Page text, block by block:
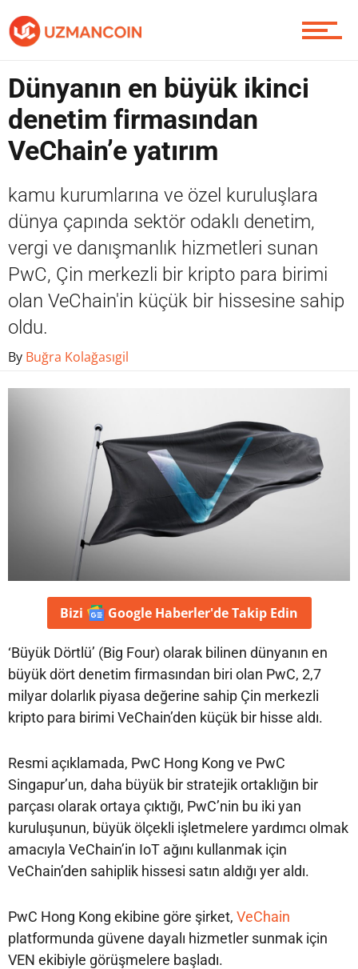
Soru Sor
Contact / İletişim
Dünyanın en büyük ikinci
denetim firmasından
VeChain’e yatırım
kamu kurumlarına ve özel kuruluşlara
dünya çapında sektör odaklı denetim,
vergi ve danışmanlık hizmetleri sunan
PwC, Çin merkezli bir kripto para birimi
olan VeChain'in küçük bir hissesine sahip
oldu.
By Buğra Kolağasıgil
Bizi Google Haberler'deTakip Edin
‘Büyük Dörtlü’ (Big Four) olarak bilinen dünyanın en
büyük dört denetim firmasından biri olan PwC, 2,7
milyar dolarlık piyasa değerine sahip Çin merkezli
kripto para birimi VeChain’den küçük bir hisse aldı.
Resmi açıklamada, PwC Hong Kong ve PwC
Singapur’un, daha büyük bir stratejik ortaklığın bir
parçası olarak ortaya çıktığı, PwC’nin bu iki yan
kuruluşunun, büyük ölçekli işletmelere yardımcı olmak
amacıyla VeChain’in IoT ağını kullanmak için
VeChain’den sahiplik hissesi satın aldığı yer aldı.
PwC Hong Kong ekibine göre şirket, VeChain
platformunda güvene dayalı hizmetler sunmak için
VEN ekibiyle görüşmelere başladı.